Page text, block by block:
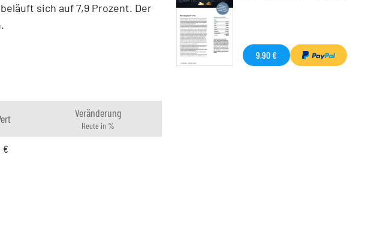
sich auf 7,9 Prozent. Der
Veränderung
Heute in %
€
9,90 €